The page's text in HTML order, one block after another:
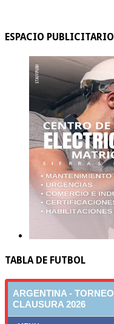
ESPACIO PUBLICITARIO
TABLA DE FUTBOL